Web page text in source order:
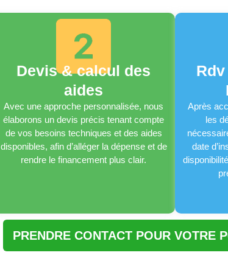
Devis & calcul des
aides
Avec une approche personnalisée, nous
élaborons un devis précis tenant compte
de vos besoins techniques et des aides
disponibles, afin d’alléger la dépense et de
rendre le financement plus clair.
Après
les
date
PRENDRE CONTACT POUR VOTRE